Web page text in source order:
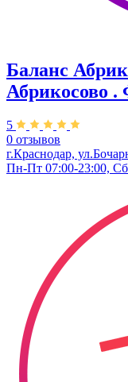
Баланс
Абрикосово .
5
0 отзывов
г.Краснодар,
Пн-Пт 07:00-23:00,